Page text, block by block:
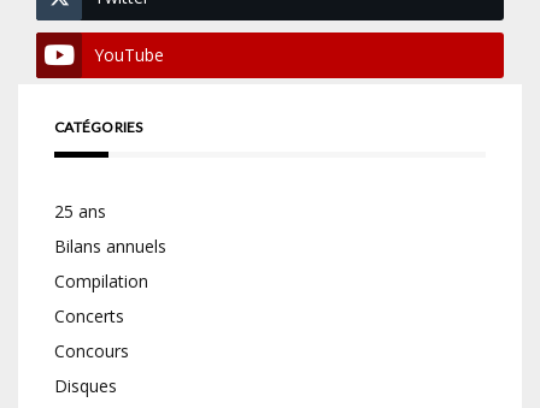
YouTube
CATÉGORIES
25 ans
Bilans annuels
Compilation
Concerts
Concours
Disques